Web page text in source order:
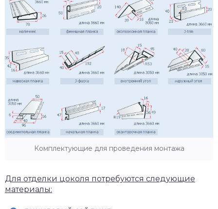
Комплектующие для проведения монтажа
Для отделки цоколя потребуются следующие
материалы: